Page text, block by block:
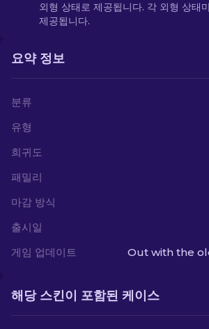
외형 상태로 제공됩니다. 각 외형 상
제공됩니다.
요약 정보
분류
유형
희귀도
패밀리
마감 방식
출시일
게임 업데이트
Out with the
해당 스킨이 포함된 케이스